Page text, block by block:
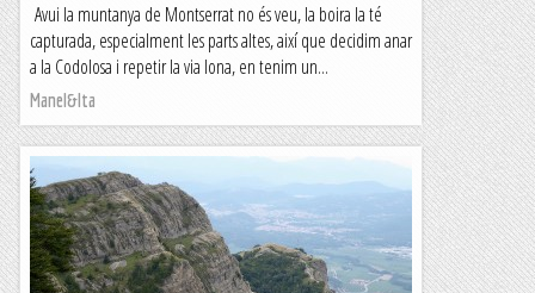
Avui la muntanya de Montserrat no és veu, la boira la té
capturada, especialment les parts altes, així que decidim anar
a la Codolosa i repetir la via Iona, en tenim un...
Manel&Ita